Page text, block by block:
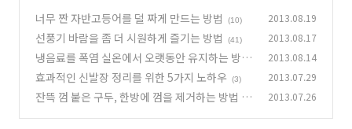
너무 짠 자반고등어를 덜 짜게 만드는 방법
(10) 2013.08.19
선풍기 바람을 좀 더 시원하게 즐기는 방법 (41) 2013.08.17
냉음료를 폭염 실온에서 오랫동안 유지하는 방법
(29)
2013.08.14
효과적인 신발장 정리를 위한 5가지 노하우 (3) 2013.07.29
잔뜩 껌 붙은 구두, 한방에 껌을 제거하는 방법
(1
2013.07.26